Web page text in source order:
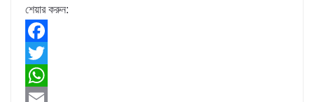
শেয়ার করুন:
F
a
c
T
w
W